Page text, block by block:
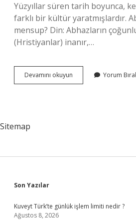
Yüzyıllar süren tarih boyunca,
farklı bir kültür yaratmışlardır.
mensup? Din: Abhazların
(Hristiyanlar) inanır,…
Devamını okuyun Abhazlar
Gürcü
Yorum
Sitemap
Sidebar
Son Yazılar
Kuveyt Türk’te günlük işlem limiti nedir ?
Ağustos 8, 2026